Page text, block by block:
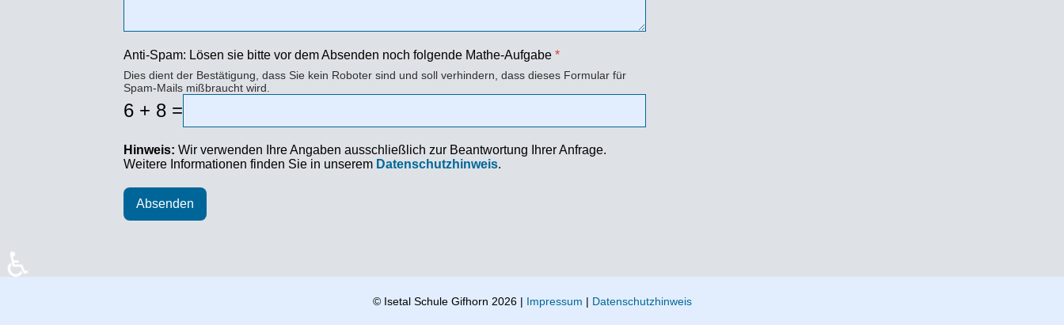
Anti-Spam: Lösen sie bitte vor dem Absenden noch folgende Mathe-Aufgabe *
Dies dient der Bestätigung, dass Sie kein Roboter sind und soll verhindern, dass dieses Formular für
Spam-Mails mißbraucht wird.
6 + 8 =
Hinweis: Wir verwenden Ihre Angaben ausschließlich zur Beantwortung Ihrer Anfrage.
Weitere Informationen finden Sie in unserem Datenschutzhinweis.
Absenden
© Isetal Schule Gifhorn 2026 | Impressum | Datenschutzhinweis